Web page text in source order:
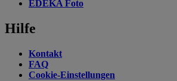
EDEKA Foto
Hilfe
Kontakt
FAQ
Cookie-Einstellungen